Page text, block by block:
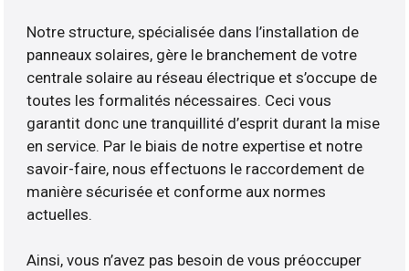
Notre structure, spécialisée dans l’installation de
panneaux solaires, gère le branchement de votre
centrale solaire au réseau électrique et s’occupe de
toutes les formalités nécessaires. Ceci vous
garantit donc une tranquillité d’esprit durant la mise
en service. Par le biais de notre expertise et notre
savoir-faire, nous effectuons le raccordement de
manière sécurisée et conforme aux normes
actuelles.
Ainsi, vous n’avez pas besoin de vous préoccuper